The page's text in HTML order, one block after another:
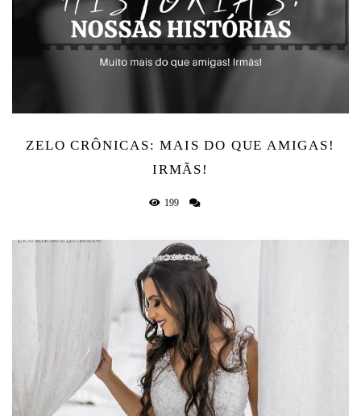
ZELO CRÔNICAS: MAIS DO QUE AMIGAS!
IRMÃS!
199